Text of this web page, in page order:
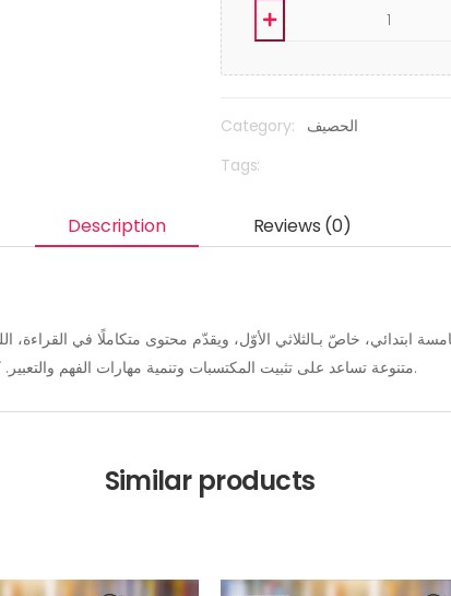
Category:
الحصيف
Tags:
Description Reviews (0)
ابتدائي، خاصّ بـالثلاثي الأوّل، ويقدّم محتوى متكاملًا في القراءة،
متنوعة تساعد على تثبيت المكتسبات وتنمية مهارات الفهم والتعبير. كتاب عملي يرافق التلميذ خطوة بخطوة نحو بداية دراسية ناجحة.
Similar products